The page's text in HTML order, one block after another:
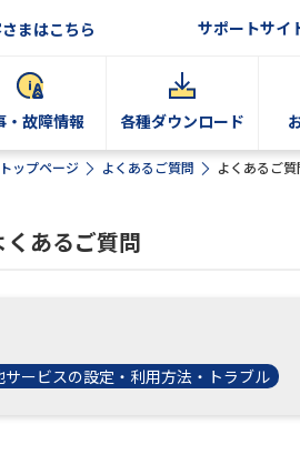
まはこちら サポートサイ
・故障情報 各種ダウンロード
ップページ よくあるご質問 よくあるご
あるご質問
サービスの設定・利用方法・トラブル